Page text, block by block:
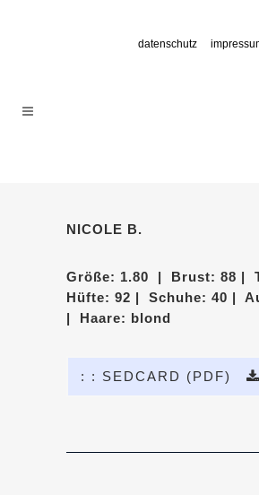
datenschutz
NICOLE B.
Größe: 1.80 | Brust: 88 |
Hüfte: 92 | Schuhe: 40 |
| Haare: blond
: : SEDCARD (PDF)